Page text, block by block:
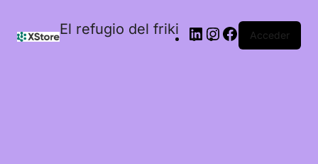
El refugio del friki Acceder